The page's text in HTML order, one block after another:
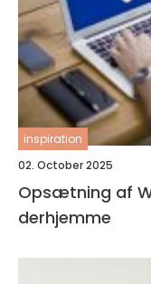
inspiration
02. October 2025
Opsætning af
derhjemme